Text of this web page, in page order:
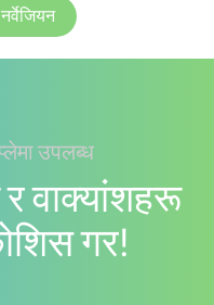
उपलब्ध
वाक्यांशहरू
गर!